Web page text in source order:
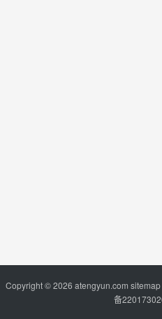
Copyright © 2026 atengyun.com sitemap
备